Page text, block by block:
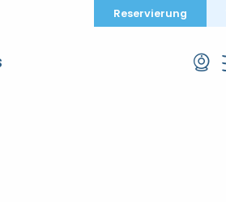
Reservierung